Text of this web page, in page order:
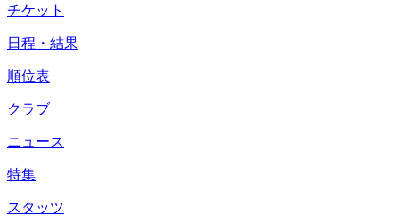
チケット
日程・結果
順位表
クラブ
ニュース
特集
スタッツ